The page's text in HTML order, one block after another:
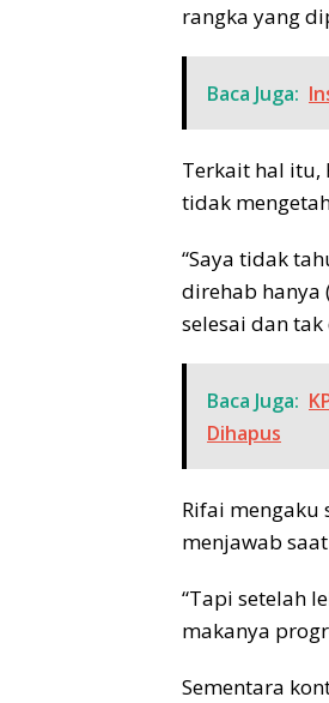
rangka yang
Baca Juga:
Terkait hal itu,
tidak
“Saya tidak
direhab hanya
selesai dan
Baca Juga:
Dihapus
Rifai mengaku
menjawab
“Tapi setelah
makanya
Sementara